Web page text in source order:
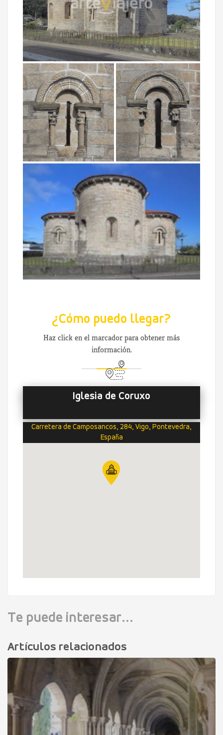
¿Cómo puedo llegar?
Haz click en el marcador para obtener más
información.
Iglesia de Coruxo
Carretera de Camposancos, 284, Vigo, Pontevedra,
España
Te puede interesar...
Artículos relacionados